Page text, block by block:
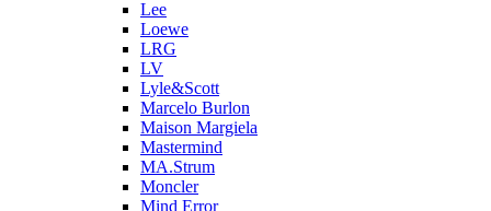
Lee
Loewe
LRG
LV
Lyle&Scott
Marcelo Burlon
Maison Margiela
Mastermind
MA.Strum
Moncler
Mind Error